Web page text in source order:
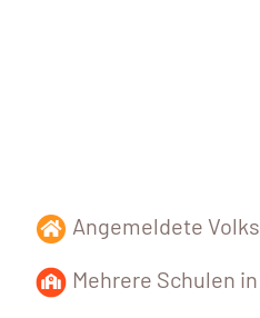
Angemeldete
Mehrere Schulen